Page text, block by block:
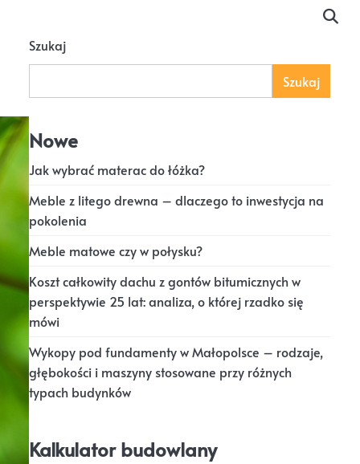
Szukaj
Szukaj
Nowe
Jak wybrać materac do łóżka?
Meble z litego drewna – dlaczego to inwestycja na
pokolenia
Meble matowe czy w połysku?
Koszt całkowity dachu z gontów bitumicznych w
perspektywie 25 lat: analiza, o której rzadko się
mówi
Wykopy pod fundamenty w Małopolsce – rodzaje,
głębokości i maszyny stosowane przy różnych
typach budynków
Kalkulator budowlany